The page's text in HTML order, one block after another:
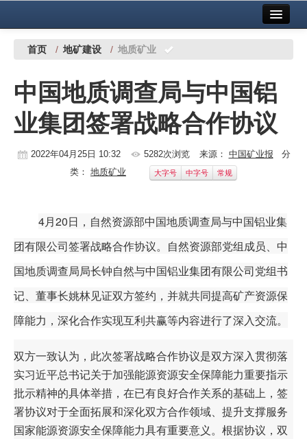
中国有色金属报社主办 广告服务
铜镍铅锌
铝
稀有稀土
镁钛
地矿 建设
党建工作
企业文化
《资源再生》杂志
行情报价
数字报
首页 / 地矿建设 / 地质矿业
中国地质调查局与中国铝
业集团签署战略合作协议
2022年04月25日 10:32 5282次浏览 来源： 中国矿业报 分
类： 地质矿业 大字号 中字号 常规
4月20日，自然资源部中国地质调查局与中国铝业集
团有限公司签署战略合作协议。自然资源部党组成员、中
国地质调查局局长钟自然与中国铝业集团有限公司党组书
记、董事长姚林见证双方签约，并就共同提高矿产资源保
障能力，深化合作实现互利共赢等内容进行了深入交流。
双方一致认为，此次签署战略合作协议是双方深入贯彻落
实习近平总书记关于加强能源资源安全保障能力重要指示
批示精神的具体举措，在已有良好合作关系的基础上，签
署协议对于全面拓展和深化双方合作领域、提升支撑服务
国家能源资源安全保障能力具有重要意义。根据协议，双